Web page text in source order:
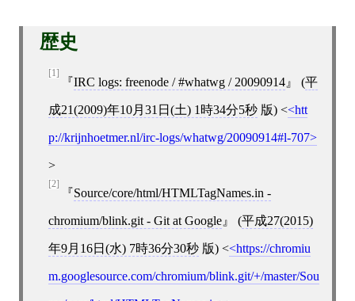
歴史
[1]
IRC logs: freenode / #whatwg / 20090914 (平
成21(2009)年10月31日(土) 1時34分5秒版) < htt
p://krijnhoetmer.nl/irc-logs/whatwg/20090914#l-707
>
[2]
Source/core/html/HTMLTagNames.in -
chromium/blink.git - Git at Google (平成27(2015)
年9月16日(水) 7時36分30秒版) < https://chromiu
m.googlesource.com/chromium/blink.git/+/master/Sou